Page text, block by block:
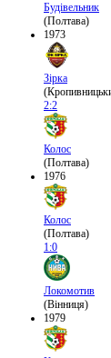
Будівельник
(Полтава)
1973
Зірка
2:2
Колос
(Полтава)
1976
Колос
(Полтава)
1:0
Локомотив
(Вінниця)
1979